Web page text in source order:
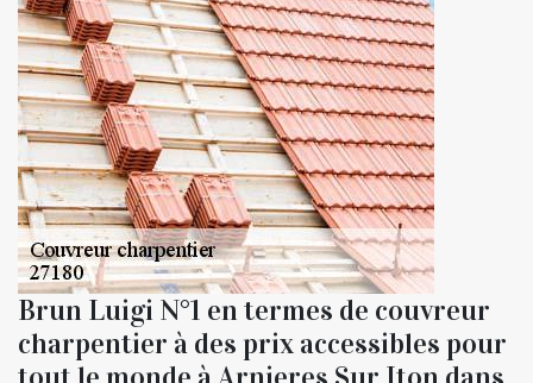
Brun Luigi N°1 en termes de couvreur
charpentier à des prix accessibles pour